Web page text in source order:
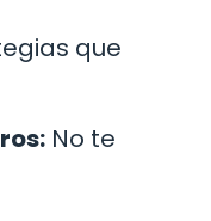
que
No te